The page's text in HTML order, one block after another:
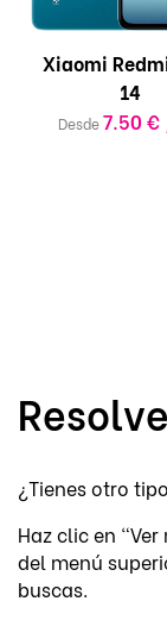
Xiaomi
14
Desde7.50 €
¿Tienes otro
Haz clic en
del menú
buscas.